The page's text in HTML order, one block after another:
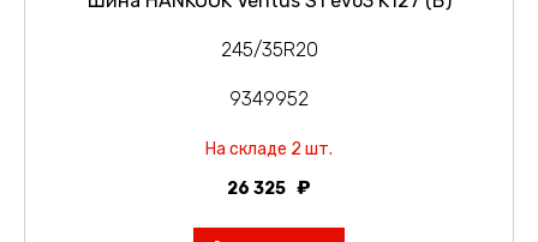
245/35R20
9349952
На складе 2 шт.
26 325